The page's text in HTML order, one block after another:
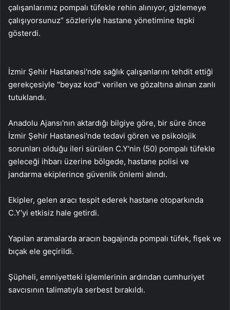
çalışanlarımız pompalı tüfekle rehin alınıyor, gizlemeye
çalışıyorsunuz” sözleriyle hastane yönetimine tepki
gösterdi.
İzmir Şehir Hastanesi'nde sağlık çalışanlarını tehdit ettiği
gerekçesiyle "beyaz kod" verilen ve gözaltına alınan zanlı
tutuklandı.
Anadolu Ajansı'nın aktardığı bilgiye göre, bir süre önce
İzmir Şehir Hastanesi'nde tedavi gören ve psikolojik
sorunları olduğu ileri sürülen C.Y'nin (50) pompalı tüfekle
geleceği ihbarı üzerine bölgede, hastane polisi ve
jandarma ekiplerince güvenlik önlemi alındı.
Ekipler, gelen aracı tespit ederek hastane otoparkında
C.Y'yi etkisiz hale getirdi.
Yapılan aramalarda aracın bagajında pompalı tüfek, fişek ve
bıçak ele geçirildi.
Şüpheli, emniyetteki işlemlerinin ardından cumhuriyet
savcısının talimatıyla serbest bırakıldı.